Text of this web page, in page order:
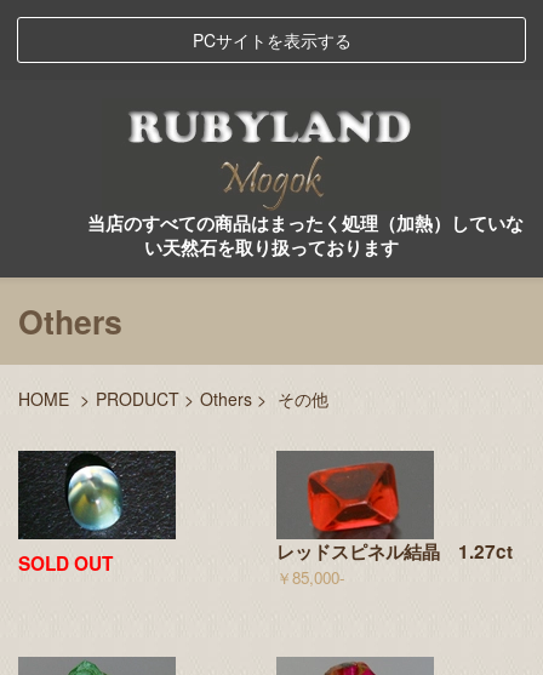
PCサイトを表示する
当店のすべての商品はまったく処理（加熱）していな
い天然石を取り扱っております
Others
HOME > PRODUCT > Others > その他
SOLD OUT レッドスピネル結晶 1.27ct
￥85,000-